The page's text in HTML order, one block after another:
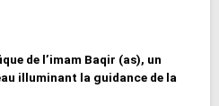
de l’imam Baqir (as), un
illuminant la guidance de la